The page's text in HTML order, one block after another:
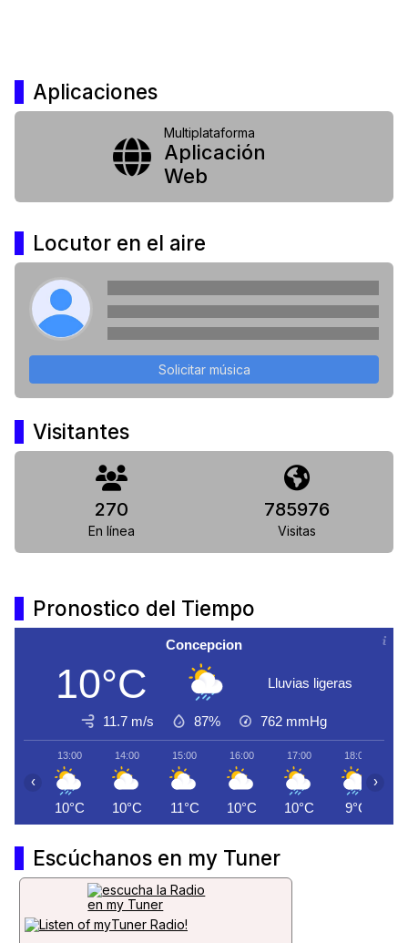
Aplicaciones
Multiplataforma
Aplicación
Web
Locutor en el aire
Solicitar música
Visitantes
270
En línea
785976
Visitas
Pronostico del Tiempo
Concepcion
10°C Lluvias ligeras
11.7 m/s 87% 762 mmHg
13:00
10°C
14:00
10°C
15:00
11°C
16:00
10°C
17:00
10°C
18:00
9°C
‹ ›
Escúchanos en my Tuner